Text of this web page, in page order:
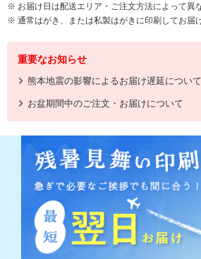
お届け日は配送エリア・ご注文方法によって異
通常はがき、または私製はがきに印刷してお届
重要なお知らせ
熊本地震の影響によるお届け遅延につい
お盆期間中のご注文・お届けについて